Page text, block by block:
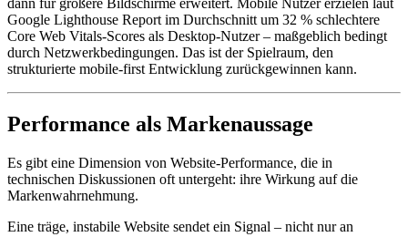
Google Lighthouse Report im Durchschnitt um 32 % schlechtere
Core Web Vitals-Scores als Desktop-Nutzer – maßgeblich bedingt
durch Netzwerkbedingungen. Das ist der Spielraum, den
strukturierte mobile-first Entwicklung zurückgewinnen kann.
Performance als Markenaussage
Es gibt eine Dimension von Website-Performance, die in
technischen Diskussionen oft untergeht: ihre Wirkung auf die
Markenwahrnehmung.
Eine träge, instabile Website sendet ein Signal – nicht nur an